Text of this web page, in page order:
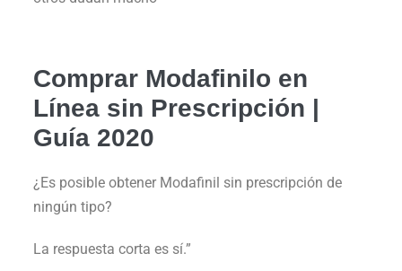
Comprar Modafinilo en
Línea sin Prescripción |
Guía 2020
¿Es posible obtener Modafinil sin prescripción de
ningún tipo?
La respuesta corta es sí.”